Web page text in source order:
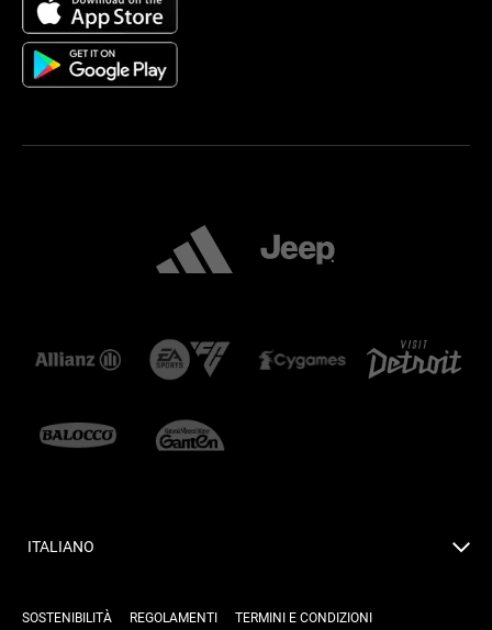
ITALIANO
SOSTENIBILITÀ REGOLAMENTI TERMINI E CONDIZIONI